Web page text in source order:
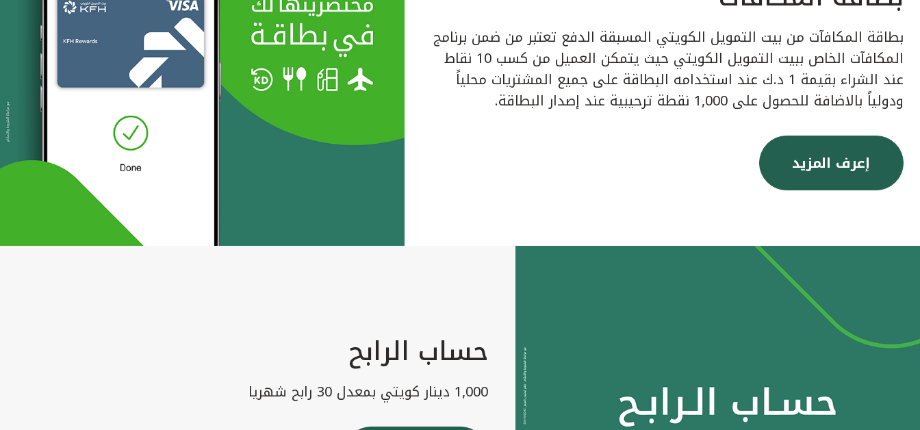
بطاقة المكافآت من بيت التمويل الكويتي المسبقة الدفع تعتبر من ضمن برنامج
المكافآت الخاص ببيت التمويل الكويتي حيث يتمكن العميل من كسب 10 نقاط
عند الشراء بقيمة 1 د.ك عند استخدامه البطاقة على جميع المشتريات محلياً
ودولياً بالاضافة للحصول على 1,000 نقطة ترحيبية عند إصدار البطاقة.
إعرف المزيد
حساب الرابح
1,000 دينار كويتي بمعدل 30 رابح شهريا